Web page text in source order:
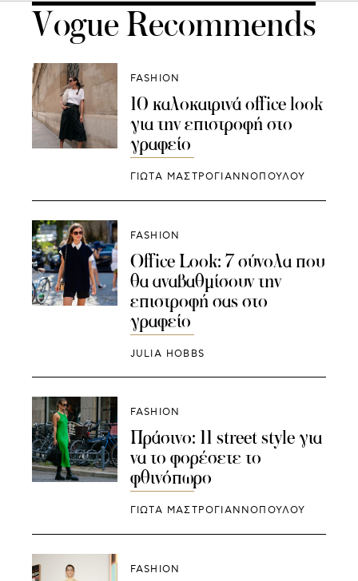
Vogue Recommends
FASHION
10 καλοκαιρινά office look
για την επιστροφή στο
γραφείο
ΓΙΩΤΑ ΜΑΣΤΡΟΓΙΑΝΝΟΠΟΥΛΟΥ
FASHION
Office Look: 7 σύνολα που
θα αναβαθμίσουν την
επιστροφή σας στο
γραφείο
JULIA HOBBS
FASHION
Πράσινο: 11 street style για
να το φορέσετε το
φθινόπωρο
ΓΙΩΤΑ ΜΑΣΤΡΟΓΙΑΝΝΟΠΟΥΛΟΥ
FASHION